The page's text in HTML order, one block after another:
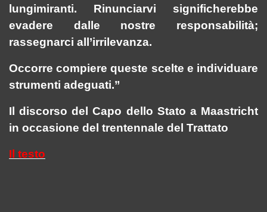
lungimiranti. Rinunciarvi significherebbe
evadere dalle nostre responsabilità;
rassegnarci all’irrilevanza.
Occorre compiere queste scelte e individuare
strumenti adeguati.”
Il discorso del Capo dello Stato a Maastricht
in occasione del trentennale del Trattato
Il testo